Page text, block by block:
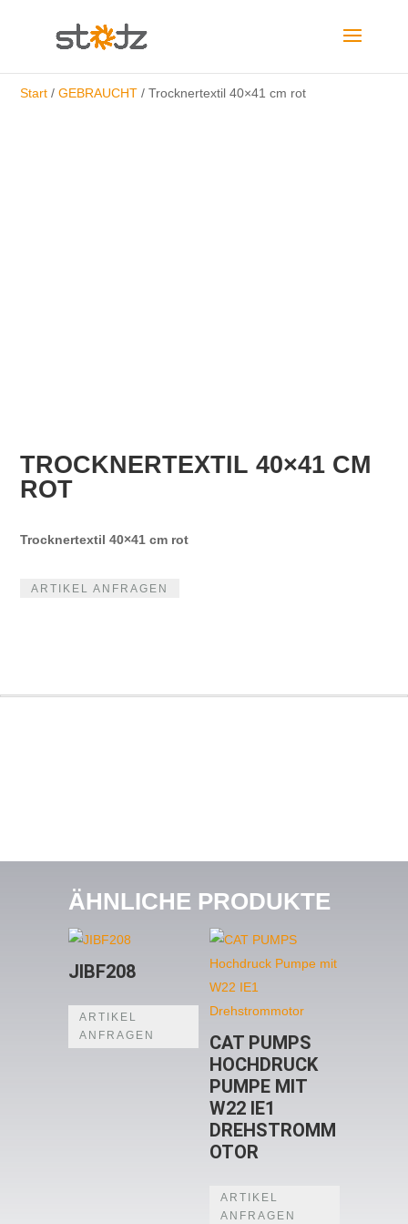
Start /GEBRAUCHT / Trocknertextil 40×41 cm rot
TROCKNERTEXTIL 40×41 CM
ROT
Trocknertextil 40×41 cm rot
ARTIKEL ANFRAGEN
ÄHNLICHE PRODUKTE
JIBF208
ARTIKEL
ANFRAGEN
CAT PUMPS
HOCHDRUCK
PUMPE MIT
W22 IE1
DREHSTROMM
OTOR
ARTIKEL
ANFRAGEN